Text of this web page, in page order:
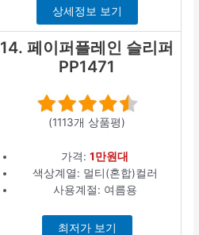
상세정보 보기
14. 페이퍼플레인 슬리퍼
PP1471
(1113개 상품평)
가격:1만원대
색상계열: 멀티(혼합)컬러
사용계절: 여름용
최저가 보기